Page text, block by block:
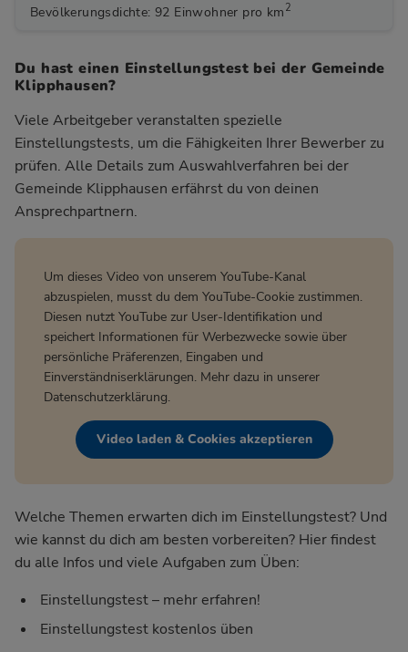
Bevölkerungsdichte: 92 Einwohner pro km 2
Du hast einen Einstellungstest bei der Gemeinde
Klipphausen?
Viele Arbeitgeber veranstalten spezielle
Einstellungstests, um die Fähigkeiten Ihrer Bewerber zu
prüfen. Alle Details zum Auswahlverfahren bei der
Gemeinde Klipphausen erfährst du von deinen
Ansprechpartnern.
Um dieses Video von unserem YouTube-Kanal
abzuspielen, musst du dem YouTube-Cookie zustimmen.
Diesen nutzt YouTube zur User-Identifikation und
speichert Informationen für Werbezwecke sowie über
persönliche Präferenzen, Eingaben und
Einverständniserklärungen. Mehr dazu in unserer
Datenschutzerklärung.
Video laden & Cookies akzeptieren
Welche Themen erwarten dich im Einstellungstest? Und
wie kannst du dich am besten vorbereiten? Hier findest
du alle Infos und viele Aufgaben zum Üben:
Einstellungstest – mehr erfahren!
Einstellungstest kostenlos üben